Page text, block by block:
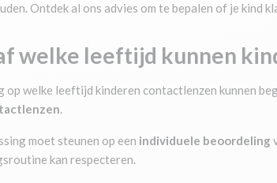
Ontdek al ons advies om te bepalen of je kind
welke leeftijd kunnen
op welke leeftijd kinderen contactlenzen kunnen
.
moet steunen op een individuele beoordeling
kan respecteren.